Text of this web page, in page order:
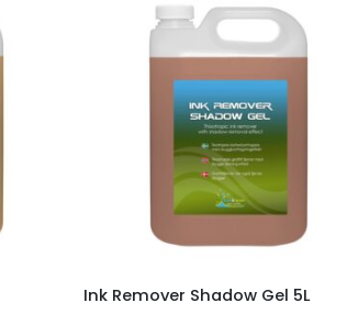
Ink Remover Shadow Gel 5L